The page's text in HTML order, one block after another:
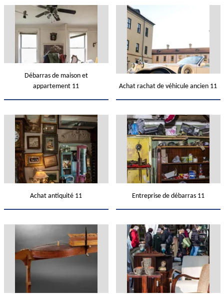
Débarras de maison et
appartement 11
Achat rachat de véhicule ancien 11
Achat antiquité 11 Entreprise de débarras 11